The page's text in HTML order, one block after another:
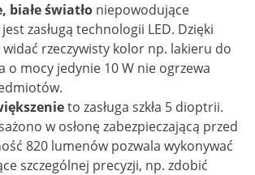
białe światło niepowodujące
zasługą technologii LED. Dzięki
rzeczywisty kolor np. lakieru do
o mocy jedynie 10 W nie ogrzewa
to zasługa szkła 5 dioptrii.
w osłonę zabezpieczającą przed
820 lumenów pozwala wykonywać
szczególnej precyzji, np. zdobić